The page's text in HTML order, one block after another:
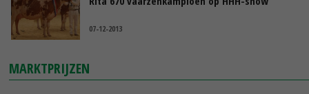
07-12-2013
MARKTPRIJZEN